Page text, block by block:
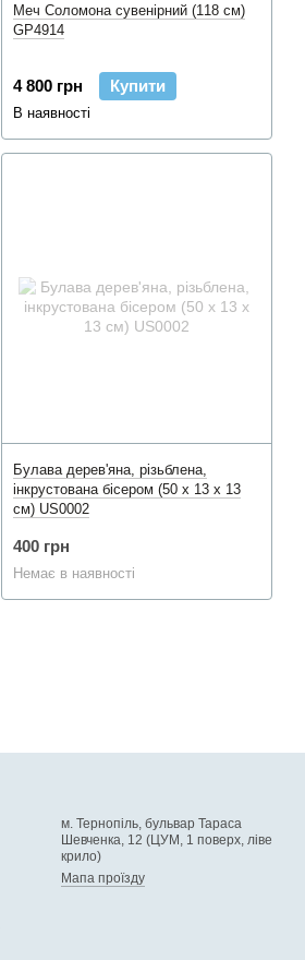
Меч Соломона сувенірний (118 см)
GP4914
4 800 грн Купити
В наявності
Булава дерев'яна, різьблена,
інкрустована бісером (50 x 13 x 13
см) US0002
400 грн
Немає в наявності
м. Тернопіль, бульвар Тараса
Шевченка, 12 (ЦУМ, 1 поверх, ліве
крило)
Мапа проїзду